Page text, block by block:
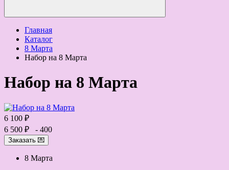
Главная
Каталог
8 Марта
Набор на 8 Марта
Набор на 8 Марта
6 100 ₽
6 500 ₽ - 400
Заказать 💌
8 Марта